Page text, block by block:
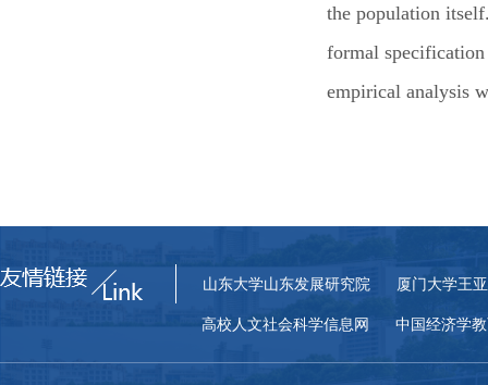
the population
formal
empirical analysis
山东大学山东发展研究院 厦门大学王
高校人文社会科学信息网 中国经济学